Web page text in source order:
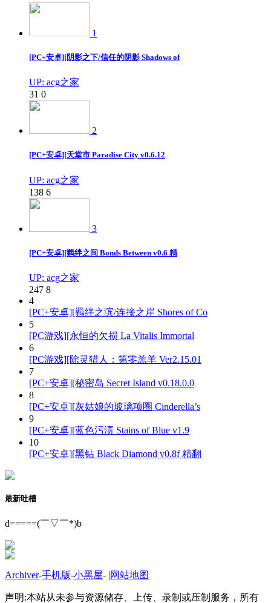
1
[PC+安卓][阴影之下/信任的阴影 Shadows of
UP: acg之家
31 0
2
[PC+安卓][天堂市 Paradise City v0.6.12
UP: acg之家
138 6
3
[PC+安卓][羁绊之间 Bonds Between v0.6 精
UP: acg之家
247 8
4
[PC+安卓][羁绊之滨/连接之岸 Shores of Co
5
[PC游戏][永恒的欠损 La Vitalis Immortal
6
[PC游戏][除灵猎人：第零羔羊 Ver2.15.01
7
[PC+安卓][秘密岛 Secret Island v0.18.0.0
8
[PC+安卓][灰姑娘的玻璃项圈 Cinderella’s
9
[PC+安卓][蓝色污渍 Stains of Blue v1.9
10
[PC+安卓][黑钻 Black Diamond v0.8f 精翻
最新吐槽
d=====(￣▽￣*)b
Archiver-手机版-小黑屋- |网站地图
声明:本站从未参与资源储存、上传、录制或压制服务，所有